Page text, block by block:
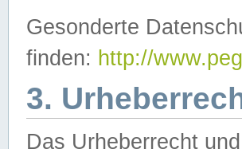
Gesonderte
finden: http://
3.
Das Urheberrecht